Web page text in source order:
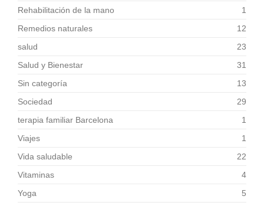
Rehabilitación de la mano
1
Remedios naturales
12
salud
23
Salud y Bienestar
31
Sin categoría
13
Sociedad
29
terapia familiar Barcelona
1
Viajes
1
Vida saludable
22
Vitaminas
4
Yoga
5